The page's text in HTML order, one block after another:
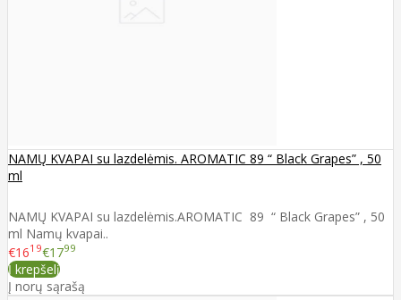
NAMŲ KVAPAI su lazdelėmis. AROMATIC 89 “ Black Grapes” , 50
ml
NAMŲ KVAPAI su lazdelėmis.AROMATIC 89 “ Black Grapes” , 50
ml Namų kvapai..
€1619€1799
Į krepšelį
Į norų sąrašą